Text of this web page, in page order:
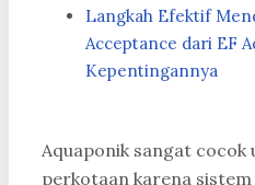
Langkah Efektif
Acceptance dari EF
Kepentingannya
Aquaponik sangat
perkotaan karena